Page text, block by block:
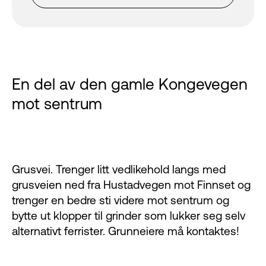
En del av den gamle Kongevegen
mot sentrum
Grusvei. Trenger litt vedlikehold langs med
grusveien ned fra Hustadvegen mot Finnset og
trenger en bedre sti videre mot sentrum og
bytte ut klopper til grinder som lukker seg selv
alternativt ferrister. Grunneiere må kontaktes!